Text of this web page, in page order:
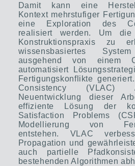
Damit kann eine
Kontext mehrstufiger
eine Exploration des
realisiert werden. Um
Konstruktionspraxis zu
wissensbasiertes
ausgehend von einem
automatisiert
Fertigungskonflikte
Consistency (VLAC)
Neuentwicklung dieser
effiziente Lösung der
Satisfaction Problems
Modellierung von
entstehen. VLAC
Propagation und
auch partielle
bestehenden Algorithmen